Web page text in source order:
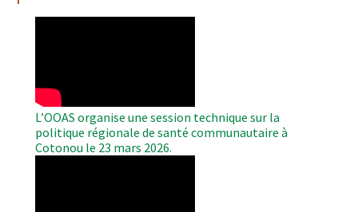
L’OOAS organise une session technique sur la
politique régionale de santé communautaire à
Cotonou le 23 mars 2026.